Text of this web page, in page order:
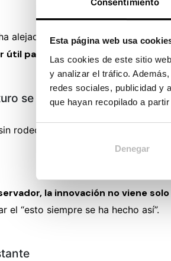
Esta página web usa
Las cookies de este sitio
y analizar el tráfico.
redes sociales, publicidad y
que hayan recopilado a
Denegar
alejado del negocio, lo ha elevado
útil para los clientes”, apunta
se entrena
rodeos:
El
la innovación no viene
el “esto siempre se ha hecho así”.